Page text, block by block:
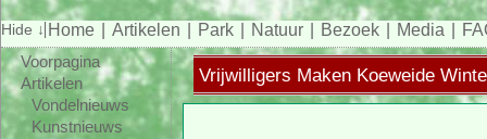
Home Artikelen Park Natuur Bezoek Media
Voorpagina
Artikelen
Vondelnieuws
Kunstnieuws
Vrijwilligers Maken Koeweide